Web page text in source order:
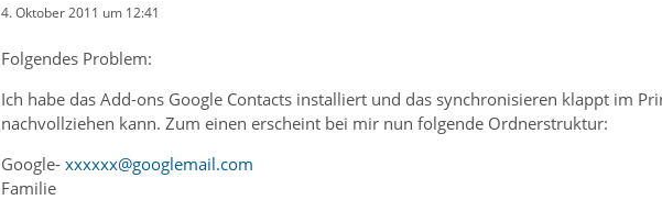
4. Oktober 2011 um 12:41
Folgendes Problem:
Ich habe das Add-ons Google Contacts installiert und das synchronisieren klappt im
nachvollziehen kann. Zum einen erscheint bei mir nun folgende Ordnerstruktur:
Google- xxxxxx@googlemail.com
Familie